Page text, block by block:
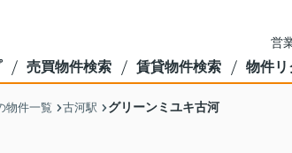
営
売買物件検索 賃貸物件検索 物件リ
物件一覧 古河駅 グリーンミユキ古河